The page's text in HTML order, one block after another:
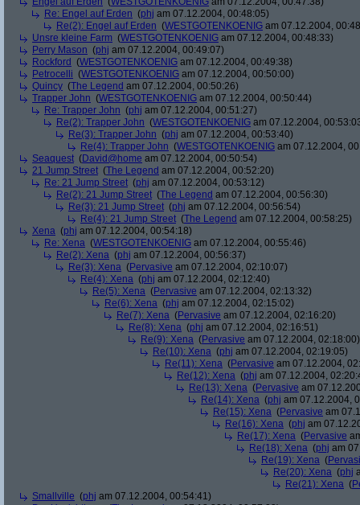
Re: Engel auf Erden (phj am 07.12.2004, 00:48:05)
Re(2): Engel auf Erden (WESTGOTENKOENIG am 07.12.2004,
Unsre kleine Farm (WESTGOTENKOENIG am 07.12.2004, 00:48:33)
Perry Mason (phj am 07.12.2004, 00:49:07)
Rockford (WESTGOTENKOENIG am 07.12.2004, 00:49:38)
Petrocelli (WESTGOTENKOENIG am 07.12.2004, 00:50:00)
Quincy (The Legend am 07.12.2004, 00:50:26)
Trapper John (WESTGOTENKOENIG am 07.12.2004, 00:50:44)
Re: Trapper John (phj am 07.12.2004, 00:51:27)
Re(2): Trapper John (WESTGOTENKOENIG am 07.12.2004,
Re(3): Trapper John (phj am 07.12.2004, 00:53:40)
Re(4): Trapper John (WESTGOTENKOENIG am 07.12.2004,
Seaquest (David@home am 07.12.2004, 00:50:54)
21 Jump Street (The Legend am 07.12.2004, 00:52:20)
Re: 21 Jump Street (phj am 07.12.2004, 00:53:12)
Re(2): 21 Jump Street (The Legend am 07.12.2004, 00:56:30)
Re(3): 21 Jump Street (phj am 07.12.2004, 00:56:54)
Re(4): 21 Jump Street (The Legend am 07.12.2004, 00:58:25)
Xena (phj am 07.12.2004, 00:54:18)
Re: Xena (WESTGOTENKOENIG am 07.12.2004, 00:55:46)
Re(2): Xena (phj am 07.12.2004, 00:56:37)
Re(3): Xena (Pervasive am 07.12.2004, 02:10:07)
Re(4): Xena (phj am 07.12.2004, 02:12:40)
Re(5): Xena (Pervasive am 07.12.2004, 02:13:32)
Re(6): Xena (phj am 07.12.2004, 02:15:02)
Re(7): Xena (Pervasive am 07.12.2004, 02:16:20)
Re(8): Xena (phj am 07.12.2004, 02:16:51)
Re(9): Xena (Pervasive am 07.12.2004, 02:18:00)
Re(10): Xena (phj am 07.12.2004, 02:19:05)
Re(11): Xena (Pervasive am 07.12.2004,
Re(12): Xena (phj am 07.12.2004,
Re(13): Xena (Pervasive am
Re(14): Xena (phj am 07.12.2004,
Re(15): Xena (Pervasive am
Re(16): Xena (phj am
Re(17): Xena (Pervasive
Re(18): Xena (phj am
Re(19): Xena (
Re(20): Xena (phj
Re(21): Xena (
Smallville (phj am 07.12.2004, 00:54:41)